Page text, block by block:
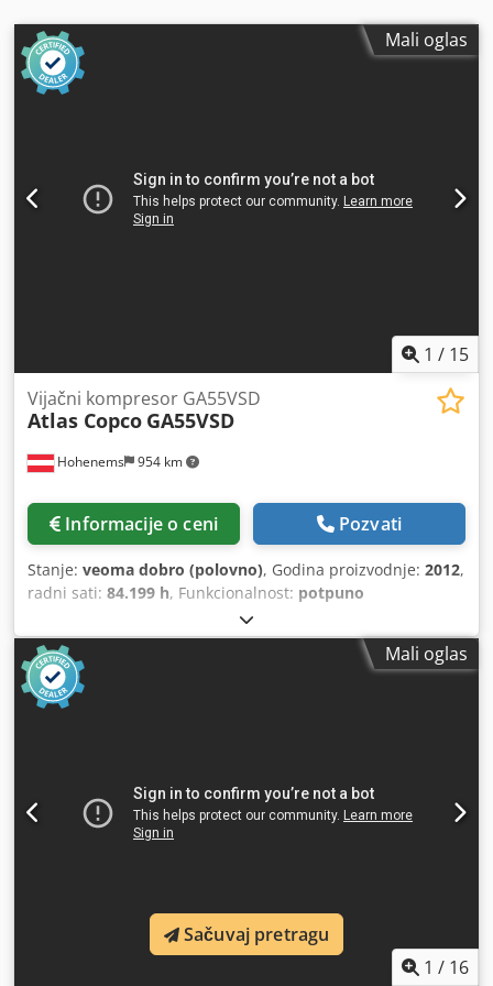
ulje: Interval zamene na 8.000 radnih sati. Spin-on filter
ulja: Sa integrisanim bajpas ventilom za jednostavno
servisiranje. Dksdpfx Adjyam Nqs Ser ASME-odobren
separator vazduha/ulja: Dug vek trajanja uz minimalno
Mali oglas
1 / 15
Hohenems 954 km
Vijačni kompresor GA55VSD
Atlas Copco GA55VSD
Informacije o ceni Pozvati
Stanje: veoma dobro (polovno), Godina proizvodnje: 2012,
radni sati: 84.199 h, Funkcionalnost: potpuno
, Vijčani kompresor Atlas Copco GA55VSD.
Dkjdpfx Adsypl U Ds Sor 55 kW 13 bar 10,30 m3/min
Integrisani frekventni regulator
Mali oglas
1 / 16
Sačuvaj pretragu